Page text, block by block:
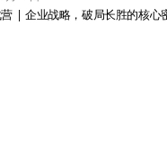
| 企业战略，破局长胜的核心